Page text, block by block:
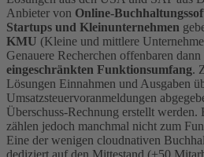
Anbieter von Online-
Startups und Kleinunternehmen
KMU (Kleine und mittlere
Genauere Recherchen offenbaren
eingeschränkten Funktionsumfang.
Lösungen Einnahmen und Ausgaben
Umsatzsteuervoranmeldungen
Überschuss-Rechnung erstellt werden.
zählen jedoch manchmal nicht zum
Eine der wenigen cloudnativen
dediziert auf den Mittestand (+50